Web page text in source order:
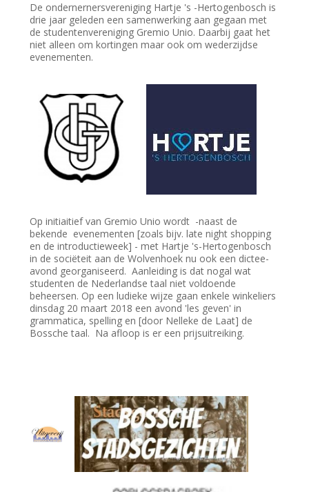
De ondernernersvereniging Hartje 's -Hertogenbosch is
drie jaar geleden een samenwerking aan gegaan met
de studentenvereniging Gremio Unio. Daarbij gaat het
niet alleen om kortingen maar ook om wederzijdse
evenementen.
Op initiaitief van Gremio Unio wordt -naast de
bekende evenementen [zoals bijv. late night shopping
en de introductieweek] - met Hartje 's-Hertogenbosch
in de sociëteit aan de Wolvenhoek nu ook een dictee-
avond georganiseerd. Aanleiding is dat nogal wat
studenten de Nederlandse taal niet voldoende
beheersen. Op een ludieke wijze gaan enkele winkeliers
dinsdag 20 maart 2018 een avond 'les geven' in
grammatica, spelling en [door Nelleke de Laat] de
Bossche taal. Na afloop is er een prijsuitreiking.